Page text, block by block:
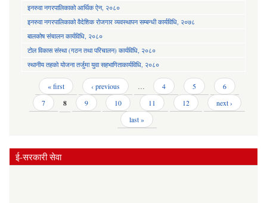
इनरुवा नगरपालिकाको आर्थिक ऐन, २०८०
इनरुवा नगरपालिकाको वैदेशिक रोजगार व्यवस्थापन सम्बन्धी कार्यविधि, २०७८
बालकोष संचालन कार्यविधि, २०८०
टोल विकास संस्था (गठन तथा परिचालन) कार्यविधि, २०८०
स्थानीय तहको योजना तर्जुमा युवा सहभागिताकार्यविधि, २०८०
Pages « first ‹ previous … 4 5
6
7
8 9 10 11 12
next ›
last »
ई-सरकारी सेवा